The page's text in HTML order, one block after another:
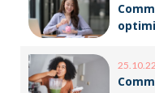
25.10.22